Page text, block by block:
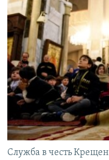
Служба в честь